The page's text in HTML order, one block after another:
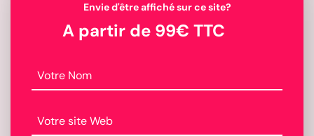
Envie d'être affiché sur ce site?
A partir de 99€ TTC